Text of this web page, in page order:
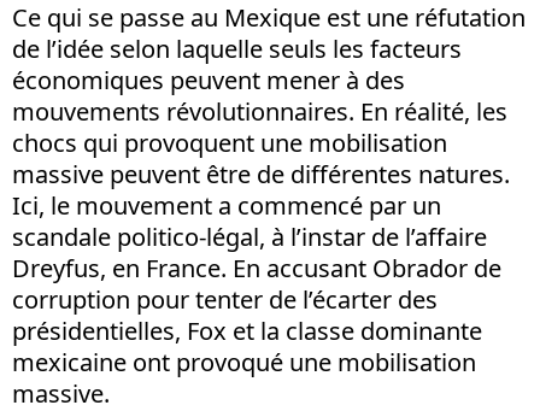
Ce qui se passe au Mexique est une réfutation
de l’idée selon laquelle seuls les facteurs
économiques peuvent mener à des
mouvements révolutionnaires. En réalité, les
chocs qui provoquent une mobilisation
massive peuvent être de différentes natures.
Ici, le mouvement a commencé par un
scandale politico-légal, à l’instar de l’affaire
Dreyfus, en France. En accusant Obrador de
corruption pour tenter de l’écarter des
présidentielles, Fox et la classe dominante
mexicaine ont provoqué une mobilisation
massive.